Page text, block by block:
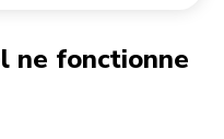
ne fonctionne